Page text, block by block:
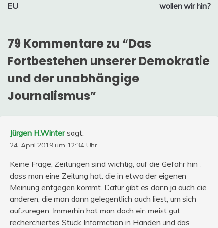
EU
wollen wir hin?
79 Kommentare zu “Das
Fortbestehen unserer Demokratie
und der unabhängige
Journalismus”
Jürgen H.Winter sagt:
24. April 2019 um 12:34 Uhr
Keine Frage, Zeitungen sind wichtig, auf die Gefahr hin ,
dass man eine Zeitung hat, die in etwa der eigenen
Meinung entgegen kommt. Dafür gibt es dann ja auch die
anderen, die man dann gelegentlich auch liest, um sich
aufzuregen. Immerhin hat man doch ein meist gut
recherchiertes Stück Information in Händen und das